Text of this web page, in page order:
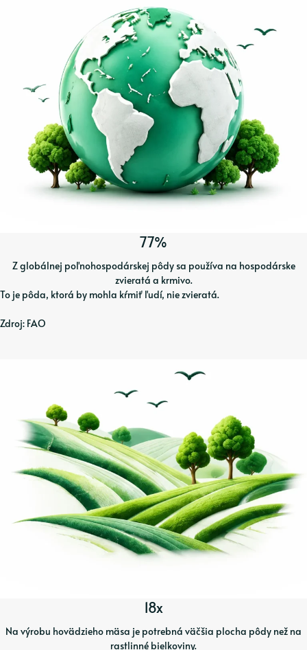
77%
Z globálnej poľnohospodárskej pôdy sa používa na hospodárske
zvieratá a krmivo.
To je pôda, ktorá by mohla kŕmiť ľudí, nie zvieratá.
Zdroj: FAO
18x
Na výrobu hovädzieho mäsa je potrebná väčšia plocha pôdy než na
rastlinné bielkoviny.